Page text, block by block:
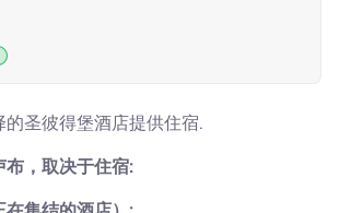
圣彼得堡酒店提供住宿.
，取决于住宿: